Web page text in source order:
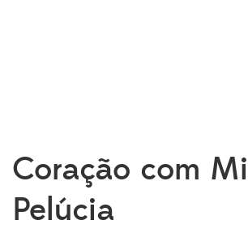
Coração com
Pelúcia